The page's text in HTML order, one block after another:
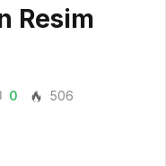
Resim
0
506